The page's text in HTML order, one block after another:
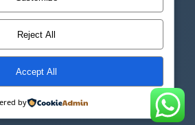
Gizlilik Politikası
Hakkımızda
– Trapezsacfiyatlari.com.tr. Tüm hakları
Reject All
Accept All
by